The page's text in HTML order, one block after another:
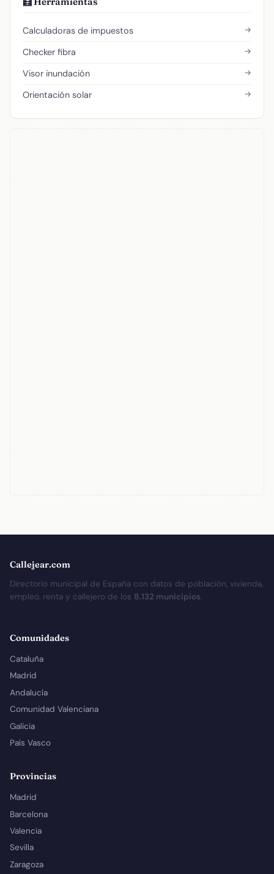
Calculadoras de impuestos →
Checker fibra →
Visor inundación →
Orientación solar →
Callejear.com
Directorio municipal de España con datos de población, vivienda,
empleo, renta y callejero de los 8.132 municipios.
Comunidades
Cataluña
Madrid
Andalucía
Comunidad Valenciana
Galicia
País Vasco
Provincias
Madrid
Barcelona
Valencia
Sevilla
Zaragoza